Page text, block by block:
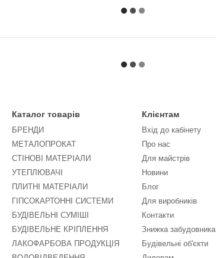
Каталог товарів
БРЕНДИ
МЕТАЛОПРОКАТ
СТІНОВІ МАТЕРІАЛИ
УТЕПЛЮВАЧІ
ПЛИТНІ МАТЕРІАЛИ
ГІПСОКАРТОННІ СИСТЕМИ
БУДІВЕЛЬНІ СУМІШІ
БУДІВЕЛЬНЕ КРІПЛЕННЯ
ЛАКОФАРБОВА ПРОДУКЦІЯ
Клієнтам
Вхід до кабінету
Про нас
Для майстрів
Новини
Блог
Для виробників
Контакти
Знижка забудовника
Будівельні об'єкти